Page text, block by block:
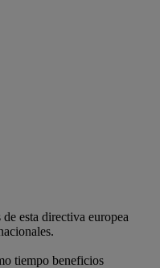
esta directiva europea
tiempo beneficios